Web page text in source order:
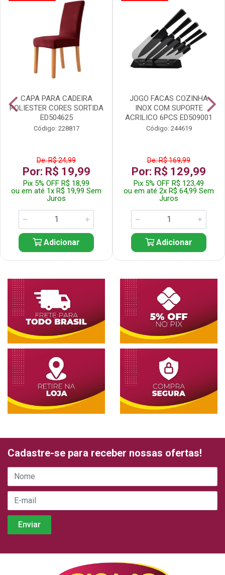
CAPA PARA CADEIRA
POLIESTER CORES SORTIDA
ED504625
Código: 228817
De: R$ 24,99
Por: R$ 19,99
Pix 5% OFF R$ 18,99
ou em até 1x R$ 19,99 Sem
Juros
Adicionar
JOGO FACAS COZINHA
INOX COM SUPORTE
ACRILICO 6PCS ED509001
Código: 244619
De: R$ 169,99
Por: R$ 129,99
Pix 5% OFF R$ 123,49
ou em até 2x R$ 64,99 Sem
Juros
Adicionar
Cadastre-se para receber nossas ofertas!